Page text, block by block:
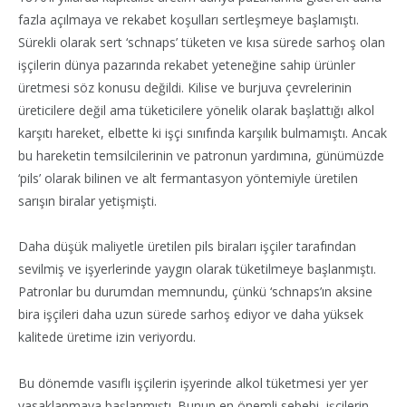
fazla açılmaya ve rekabet koşulları sertleşmeye başlamıştı.
Sürekli olarak sert ‘schnaps’ tüketen ve kısa sürede sarhoş olan
işçilerin dünya pazarında rekabet yeteneğine sahip ürünler
üretmesi söz konusu değildi. Kilise ve burjuva çevrelerinin
üreticilere değil ama tüketicilere yönelik olarak başlattığı alkol
karşıtı hareket, elbette ki işçi sınıfında karşılık bulmamıştı. Ancak
bu hareketin temsilcilerinin ve patronun yardımına, günümüzde
‘pils’ olarak bilinen ve alt fermantasyon yöntemiyle üretilen
sarışın biralar yetişmişti.
Daha düşük maliyetle üretilen pils biraları işçiler tarafından
sevilmiş ve işyerlerinde yaygın olarak tüketilmeye başlanmıştı.
Patronlar bu durumdan memnundu, çünkü ‘schnaps’ın aksine
bira işçileri daha uzun sürede sarhoş ediyor ve daha yüksek
kalitede üretime izin veriyordu.
Bu dönemde vasıflı işçilerin işyerinde alkol tüketmesi yer yer